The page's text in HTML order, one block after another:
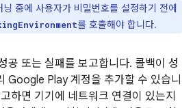
중에 사용자가 비밀번호를 설정하기 전에
를 호출해야 합니다.
공 또는 실패를 보고합니다. 콜백이 성
Google Play 계정을 추가할 수 있습니
하면 기기에 네트워크 연결이 있는지